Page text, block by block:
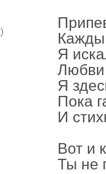
Я
Любви
Я
Пока
И
Вот и
Ты не
)